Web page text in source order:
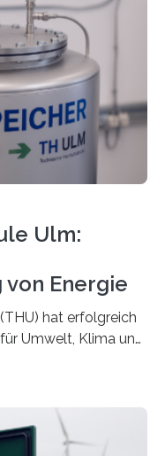
Ulm:
Energie
hat erfolgreich
Umwelt, Klima und
in
ist die
von